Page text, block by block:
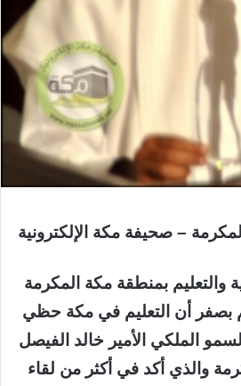
– صحيفة مكة الإلكترونية
والتعليم بمنطقة مكة المكرمة
بصفر أن التعليم في مكة حظي
الملكي الأمير خالد الفيصل
والذي أكد في أكثر من لقاء